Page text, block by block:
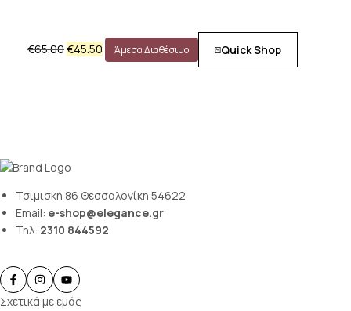
€65.00€45.50 Άμεσα Διαθέσιμο Quick Shop
Τσιμισκή 86 Θεσσαλονίκη 54622
Email: e-shop@elegance.gr
Τηλ: 2310 844592
Σχετικά με εμάς